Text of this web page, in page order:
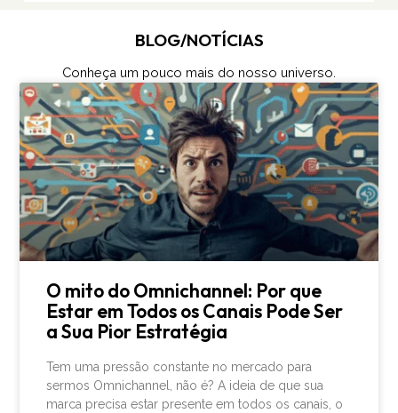
BLOG/NOTÍCIAS
Conheça um pouco mais do nosso universo.
O mito do Omnichannel: Por que
Estar em Todos os Canais Pode Ser
a Sua Pior Estratégia
Tem uma pressão constante no mercado para
sermos Omnichannel, não é? A ideia de que sua
marca precisa estar presente em todos os canais, o